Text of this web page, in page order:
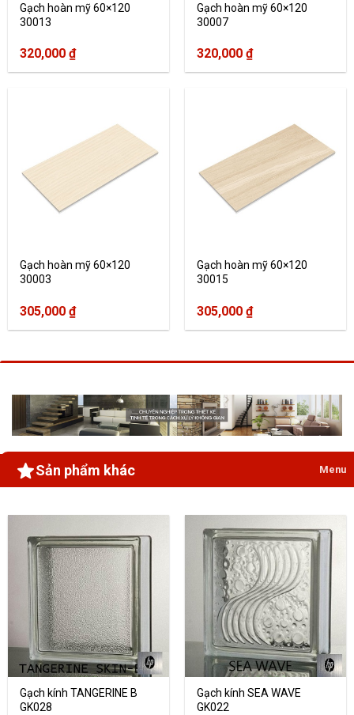
Gạch hoàn mỹ 60×120
30013
320,000 ₫
Gạch hoàn mỹ 60×120
30007
320,000 ₫
Gạch hoàn mỹ 60×120
30003
305,000 ₫
Gạch hoàn mỹ 60×120
30015
305,000 ₫
Sản phẩm khác Menu
Gạch kính TANGERINE B
GK028
Gạch kính SEA WAVE
GK022